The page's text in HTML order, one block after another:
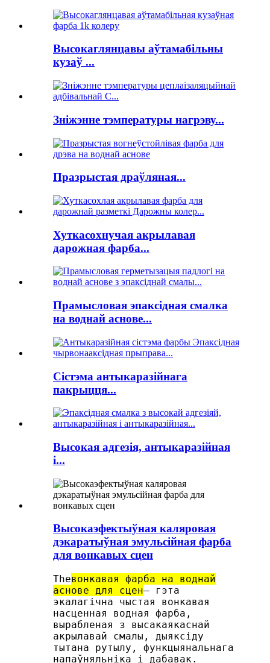
Высокаглянцавы аўтамабільны
кузаў ...
Зніжэнне тэмпературы нагрэву...
Празрыстая драўляная...
Хуткасохнучая акрылавая
дарожная фарба...
Прамысловая эпаксідная смалка
на воднай аснове...
Сістэма антыкаразійнага
пакрыцця...
Высокая адгезія, антыкаразійная
і...
Высокаэфектыўная каляровая
дэкаратыўная эмульсійная фарба
для вонкавых сцен
Theвонкавая фарба на воднай
аснове для сцен— гэта
экалагічна чыстая вонкавая
насценная водная фарба,
вырабленая з высакаякаснай
акрылавай смалы, дыяксіду
тытана рутылу, функцыянальнага
напаўняльніка і дабавак.